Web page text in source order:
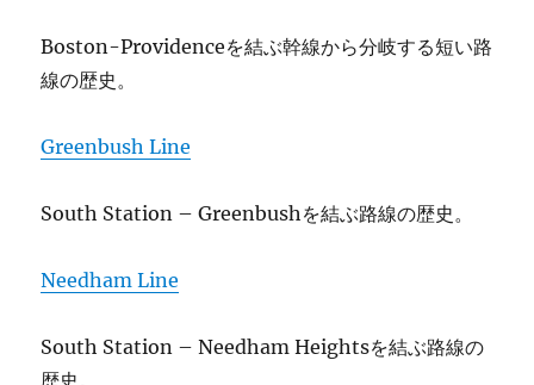
Boston-Providenceを結ぶ幹線から分岐する短い路
線の歴史。
Greenbush Line
South Station – Greenbushを結ぶ路線の歴史。
Needham Line
South Station – Needham Heightsを結ぶ路線の
歴史。